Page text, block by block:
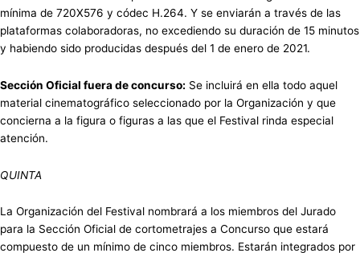
mínima de 720X576 y códec H.264. Y se enviarán a través de las
plataformas colaboradoras, no excediendo su duración de 15 minutos
y habiendo sido producidas después del 1 de enero de 2021.
Sección Oficial fuera de concurso: Se incluirá en ella todo aquel
material cinematográfico seleccionado por la Organización y que
concierna a la figura o figuras a las que el Festival rinda especial
atención.
QUINTA
La Organización del Festival nombrará a los miembros del Jurado
para la Sección Oficial de cortometrajes a Concurso que estará
compuesto de un mínimo de cinco miembros. Estarán integrados por